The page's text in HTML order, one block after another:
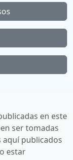
en este
ser tomadas
publicados
estar